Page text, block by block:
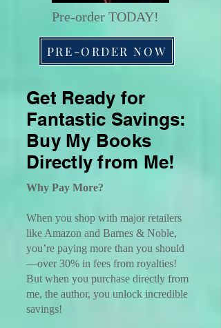
Pre-order TODAY!
PRE-ORDER NOW
Get Ready for
Fantastic Savings:
Buy My Books
Directly from Me!
Why Pay More?
When you shop with major retailers
like Amazon and Barnes & Noble,
you’re paying more than you should
—over 30% in fees from royalties!
But when you purchase directly from
me, the author, you unlock incredible
savings!